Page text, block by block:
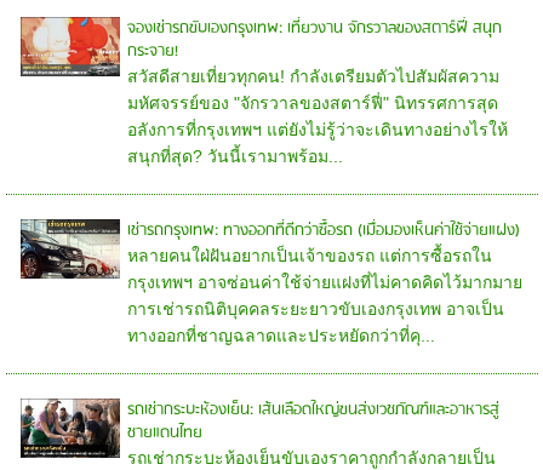
จองเช่ารถขับเองกรุงเทพ: เที่ยวงาน จักรวาลของสตาร์ฟี่ สนุก
กระจาย!
สวัสดีสายเที่ยวทุกคน! กำลังเตรียมตัวไปสัมผัสความ
มหัศจรรย์ของ "จักรวาลของสตาร์ฟี่" นิทรรศการสุด
อลังการที่กรุงเทพฯ แต่ยังไม่รู้ว่าจะเดินทางอย่างไรให้
สนุกที่สุด? วันนี้เรามาพร้อม...
เช่ารถกรุงเทพ: ทางออกที่ดีกว่าซื้อรถ (เมื่อมองเห็นค่าใช้จ่ายแฝง)
หลายคนใฝ่ฝันอยากเป็นเจ้าของรถ แต่การซื้อรถใน
กรุงเทพฯ อาจซ่อนค่าใช้จ่ายแฝงที่ไม่คาดคิดไว้มากมาย
การเช่ารถนิติบุคคลระยะยาวขับเองกรุงเทพ อาจเป็น
ทางออกที่ชาญฉลาดและประหยัดกว่าที่คุ...
รถเช่ากระบะห้องเย็น: เส้นเลือดใหญ่ขนส่งเวชภัณฑ์และอาหารสู่
ชายแดนไทย
รถเช่ากระบะห้องเย็นขับเองราคาถูกกำลังกลายเป็น